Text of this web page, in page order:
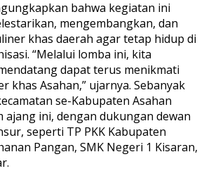
bahwa kegiatan ini
mengembangkan, dan
khas daerah agar tetap hidup di
“Melalui lomba ini, kita
dapat terus menikmati
khas Asahan,” ujarnya. Sebanyak
se-Kabupaten Asahan
ajang ini, dengan dukungan dewan
seperti TP PKK Kabupaten
Pangan, SMK Negeri 1 Kisaran,